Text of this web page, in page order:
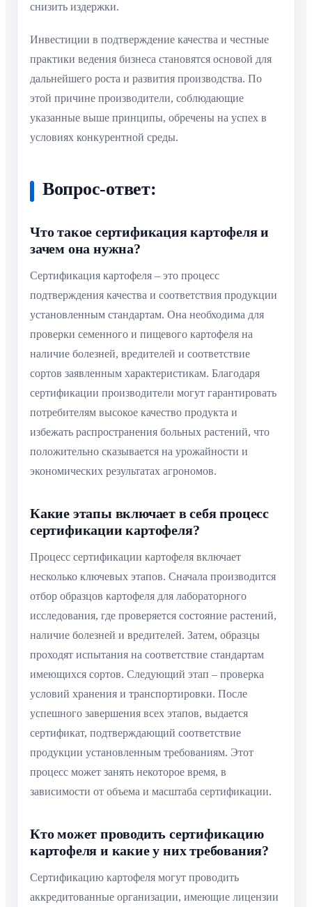
снизить издержки.
Инвестиции в подтверждение качества и честные
практики ведения бизнеса становятся основой для
дальнейшего роста и развития производства. По
этой причине производители, соблюдающие
указанные выше принципы, обречены на успех в
условиях конкурентной среды.
Вопрос-ответ:
Что такое сертификация картофеля и
зачем она нужна?
Сертификация картофеля – это процесс
подтверждения качества и соответствия продукции
установленным стандартам. Она необходима для
проверки семенного и пищевого картофеля на
наличие болезней, вредителей и соответствие
сортов заявленным характеристикам. Благодаря
сертификации производители могут гарантировать
потребителям высокое качество продукта и
избежать распространения больных растений, что
положительно сказывается на урожайности и
экономических результатах агрономов.
Какие этапы включает в себя процесс
сертификации картофеля?
Процесс сертификации картофеля включает
несколько ключевых этапов. Сначала производится
отбор образцов картофеля для лабораторного
исследования, где проверяется состояние растений,
наличие болезней и вредителей. Затем, образцы
проходят испытания на соответствие стандартам
имеющихся сортов. Следующий этап – проверка
условий хранения и транспортировки. После
успешного завершения всех этапов, выдается
сертификат, подтверждающий соответствие
продукции установленным требованиям. Этот
процесс может занять некоторое время, в
зависимости от объема и масштаба сертификации.
Кто может проводить сертификацию
картофеля и какие у них требования?
Сертификацию картофеля могут проводить
аккредитованные организации, имеющие лицензии